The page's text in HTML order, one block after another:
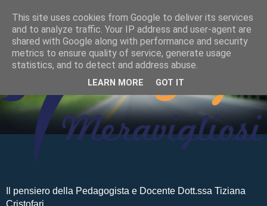
Il pensiero della Pedagogista e Docente Dott.ssa Tiziana
Cristofari.
This site uses cookies from Google to deliver its services
and to analyze traffic. Your IP address and user-agent are
shared with Google along with performance and security
metrics to ensure quality of service, generate usage
statistics, and to detect and address abuse.
LEARN MORE GOT IT